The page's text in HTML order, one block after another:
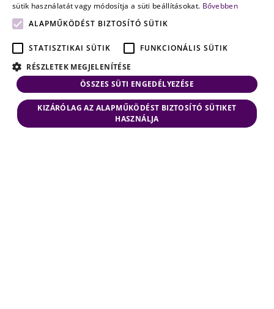
sütik használatát vagy módosítja a süti beállításokat. Bővebben
ALAPMŰKÖDÉST BIZTOSÍTÓ SÜTIK
STATISZTIKAI SÜTIK
FUNKCIONÁLIS SÜTIK
RÉSZLETEK MEGJELENÍTÉSE
ÖSSZES SÜTI ENGEDÉLYEZÉSE
KIZÁRÓLAG AZ ALAPMŰKÖDÉST BIZTOSÍTÓ SÜTIKET
HASZNÁLJA